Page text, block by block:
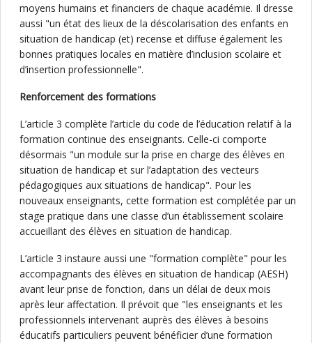
moyens humains et financiers de chaque académie. Il dresse
aussi "un état des lieux de la déscolarisation des enfants en
situation de handicap (et) recense et diffuse également les
bonnes pratiques locales en matière d’inclusion scolaire et
d’insertion professionnelle".
Renforcement des formations
L’article 3 complète l’article du code de l’éducation relatif à la
formation continue des enseignants. Celle-ci comporte
désormais "un module sur la prise en charge des élèves en
situation de handicap et sur l’adaptation des vecteurs
pédagogiques aux situations de handicap". Pour les
nouveaux enseignants, cette formation est complétée par un
stage pratique dans une classe d’un établissement scolaire
accueillant des élèves en situation de handicap.
L’article 3 instaure aussi une "formation complète" pour les
accompagnants des élèves en situation de handicap (AESH)
avant leur prise de fonction, dans un délai de deux mois
après leur affectation. Il prévoit que "les enseignants et les
professionnels intervenant auprès des élèves à besoins
éducatifs particuliers peuvent bénéficier d’une formation